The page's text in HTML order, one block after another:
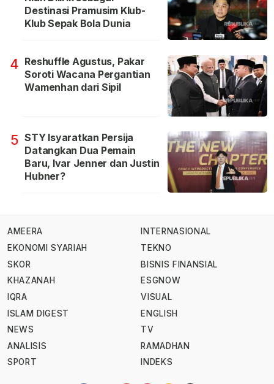
Destinasi Pramusim Klub-
Klub Sepak Bola Dunia
4 Reshuffle Agustus, Pakar
Soroti Wacana Pergantian
Wamenhan dari Sipil
5 STY Isyaratkan Persija
Datangkan Dua Pemain
Baru, Ivar Jenner dan Justin
Hubner?
AMEERA
EKONOMI SYARIAH
SKOR
KHAZANAH
IQRA
ISLAM DIGEST
NEWS
ANALISIS
SPORT
INTERNASIONAL
TEKNO
BISNIS FINANSIAL
ESGNOW
VISUAL
ENGLISH
TV
RAMADHAN
INDEKS